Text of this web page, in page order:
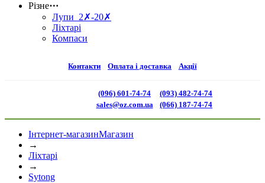
Різне⋯
Лупи 2✗-20✗
Ліхтарі
Компаси
Контакти Оплата і доставка Акції
(096) 601-74-74
sales@oz.com.ua
(093) 482-74-74
(066) 187-74-74
Інтернет-магазинМагазин
→
Ліхтарі
→
Sytong